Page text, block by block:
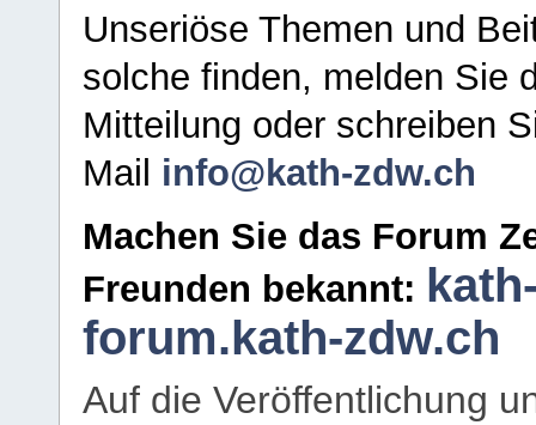
Unseriöse Themen und
solche finden, melden Sie
Mitteilung oder schreiben
Mail info@kath-zdw.ch
Machen Sie das Forum
Freunden bekannt:
forum.kath-zdw.ch
Auf die Veröffentlichung